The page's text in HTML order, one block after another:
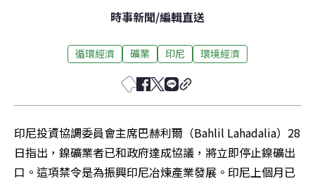
時事新聞/編輯直送
循環經濟 礦業 印尼 環境經濟
印尼投資協調委員會主席巴赫利爾（Bahlil Lahadalia）28
日指出，鎳礦業者已和政府達成協議，將立即停止鎳礦出
口。這項禁令是為振興印尼冶煉產業發展。印尼上個月已